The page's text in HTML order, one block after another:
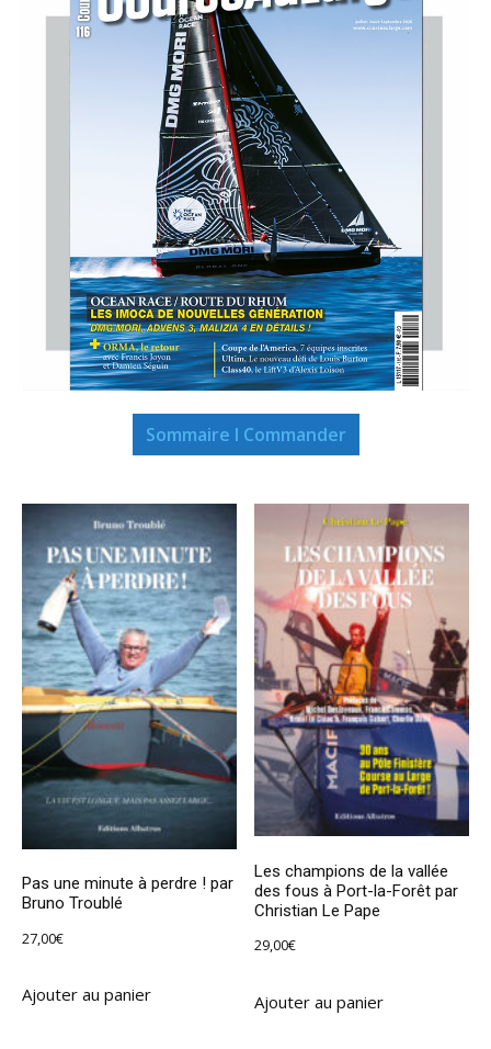
Sommaire I Commander
Pas une minute à perdre ! par
Bruno Troublé
27,00€
Ajouter au panier
Les champions de la vallée
des fous à Port-la-Forêt par
Christian Le Pape
29,00€
Ajouter au panier